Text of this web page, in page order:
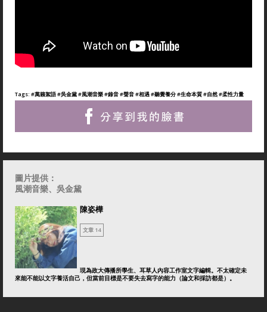
Tags: #萬籟絮語#吳金黛#風潮音樂#錄音#聲音#相遇#聽覺養分#生命本質#自然#柔性力量
圖片提供：
風潮音樂、吳金黛
陳姿樺
文章 14
現為政大傳播所學生、耳草人內容工作室文字編輯。不太確定未
來能不能以文字養活自己，但當前目標是不要失去寫字的能力（論文和採訪都是）。